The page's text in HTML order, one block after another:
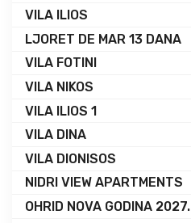
VILA ILIOS
LJORET DE MAR 13 DANA
VILA FOTINI
VILA NIKOS
VILA ILIOS 1
VILA DINA
VILA DIONISOS
NIDRI VIEW APARTMENTS
OHRID NOVA GODINA 2027.